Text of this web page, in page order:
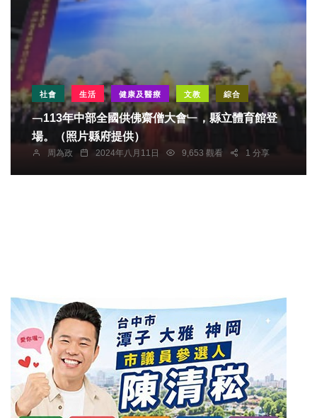
社會 生活 健康及醫療 文教 綜合
﹁113年中部全國供佛齋僧大會﹂，縣立體育館登
場。（照片縣府提供）
周為政 2024年八月11日 9,653 觀看 1 分享